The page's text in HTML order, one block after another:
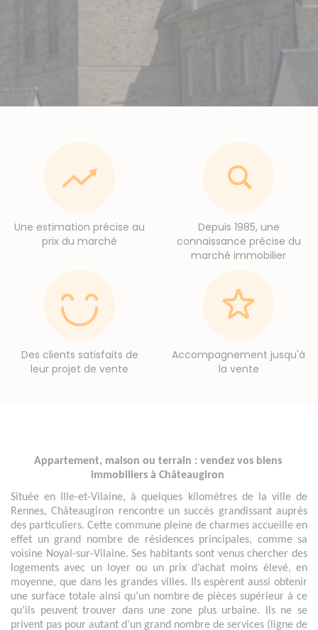
Une estimation précise au
prix du marché
Depuis 1985, une
connaissance précise du
marché immobilier
Des clients satisfaits de
leur projet de vente
Accompagnement jusqu'à
la vente
Appartement, maison ou terrain : vendez vos biens
immobiliers à Châteaugiron
Située en Ille-et-Vilaine, à quelques kilomètres de la ville de
Rennes, Châteaugiron rencontre un succès grandissant auprès
des particuliers. Cette commune pleine de charmes accueille en
effet un grand nombre de résidences principales, comme sa
voisine Noyal-sur-Vilaine. Ses habitants sont venus chercher des
logements avec un loyer ou un prix d’achat moins élevé, en
moyenne, que dans les grandes villes. Ils espèrent aussi obtenir
une surface totale ainsi qu’un nombre de pièces supérieur à ce
qu’ils peuvent trouver dans une zone plus urbaine. Ils ne se
privent pas pour autant d’un grand nombre de services (ligne de